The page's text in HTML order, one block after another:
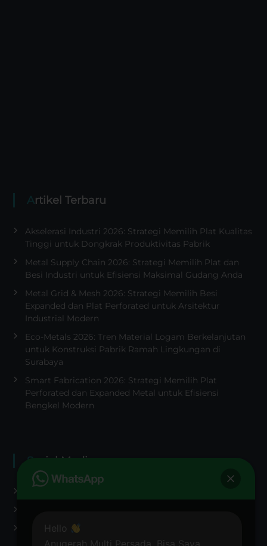
Artikel Terbaru
Akselerasi Industri 2026: Strategi Memilih Plat Kualitas
Tinggi untuk Dongkrak Produktivitas Pabrik
Metal Supply Chain 2026: Strategi Memilih Plat dan
Besi Industri untuk Efisiensi Maksimal Gudang Anda
Metal Grid & Mesh 2026: Strategi Memilih Besi
Expanded dan Plat Perforated untuk Arsitektur
Industrial Modern
Eco-Metals 2026: Tren Material Logam Berkelanjutan
untuk Konstruksi Pabrik Ramah Lingkungan di
Surabaya
Smart Fabrication 2026: Strategi Memilih Plat
Perforated dan Expanded Metal untuk Efisiensi
Bengkel Modern
Sosial Media
Youtube Anugerah Multi Persada
Hello
Anugerah Multi Persada, Bisa Saya